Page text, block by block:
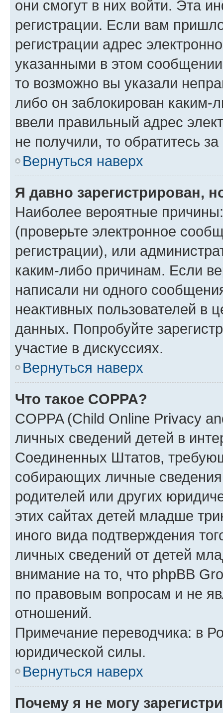
они смогут в них войти. Эта
регистрации. Если вам
регистрации адрес
указанными в этом
то возможно вы указали
либо он заблокирован
ввели правильный адрес
не получили, то обратитесь
Вернуться наверх
Я давно зарегистрирован,
Наиболее вероятные
(проверьте электронное
регистрации), или
каким-либо причинам. Если
написали ни одного
неактивных пользователей в
данных. Попробуйте
участие в дискуссиях.
Вернуться наверх
Что такое COPPA?
COPPA (Child Online Privacy
личных сведений детей в
Соединенных Штатов,
собирающих личные
родителей или других
этих сайтах детей младше
иного вида подтверждения
личных сведений от детей
внимание на то, что phpBB
по правовым вопросам и не
отношений.
Примечание переводчика: в
юридической силы.
Вернуться наверх
Почему я не могу